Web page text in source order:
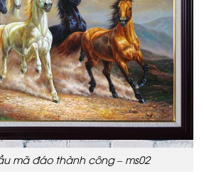
mã đáo thành công – ms02